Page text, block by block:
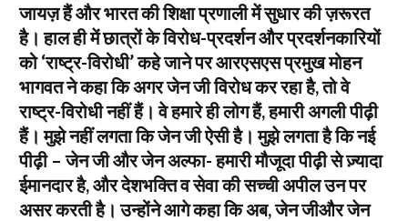
जायज़ हैं और भारत की शिक्षा प्रणाली में सुधार की ज़रूरत
है। हाल ही में छात्रों के विरोध-प्रदर्शन और प्रदर्शनकारियों
को ‘राष्ट्र-विरोधी’ कहे जाने पर आरएसएस प्रमुख मोहन
भागवत ने कहा कि अगर जेन जी विरोध कर रहा है, तो वे
राष्ट्र-विरोधी नहीं हैं। वे हमारे ही लोग हैं, हमारी अगली पीढ़ी
हैं। मुझे नहीं लगता कि जेन जी ऐसी है। मुझे लगता है कि नई
पीढ़ी – जेन जी और जेन अल्फा- हमारी मौजूदा पीढ़ी से ज़्यादा
ईमानदार है, और देशभक्ति व सेवा की सच्ची अपील उन पर
असर करती है। उन्होंने आगे कहा कि अब, जेन जीऔर जेन